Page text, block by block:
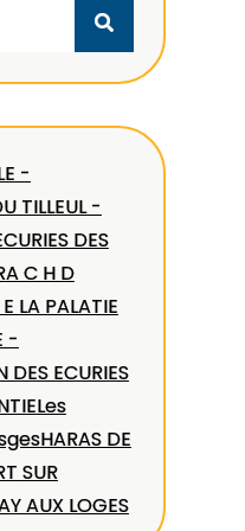
-
TILLEUL -
DES
A C H D
LA PALATIE
-
DES ECURIES
Les
HARAS DE
SUR
AUX LOGES